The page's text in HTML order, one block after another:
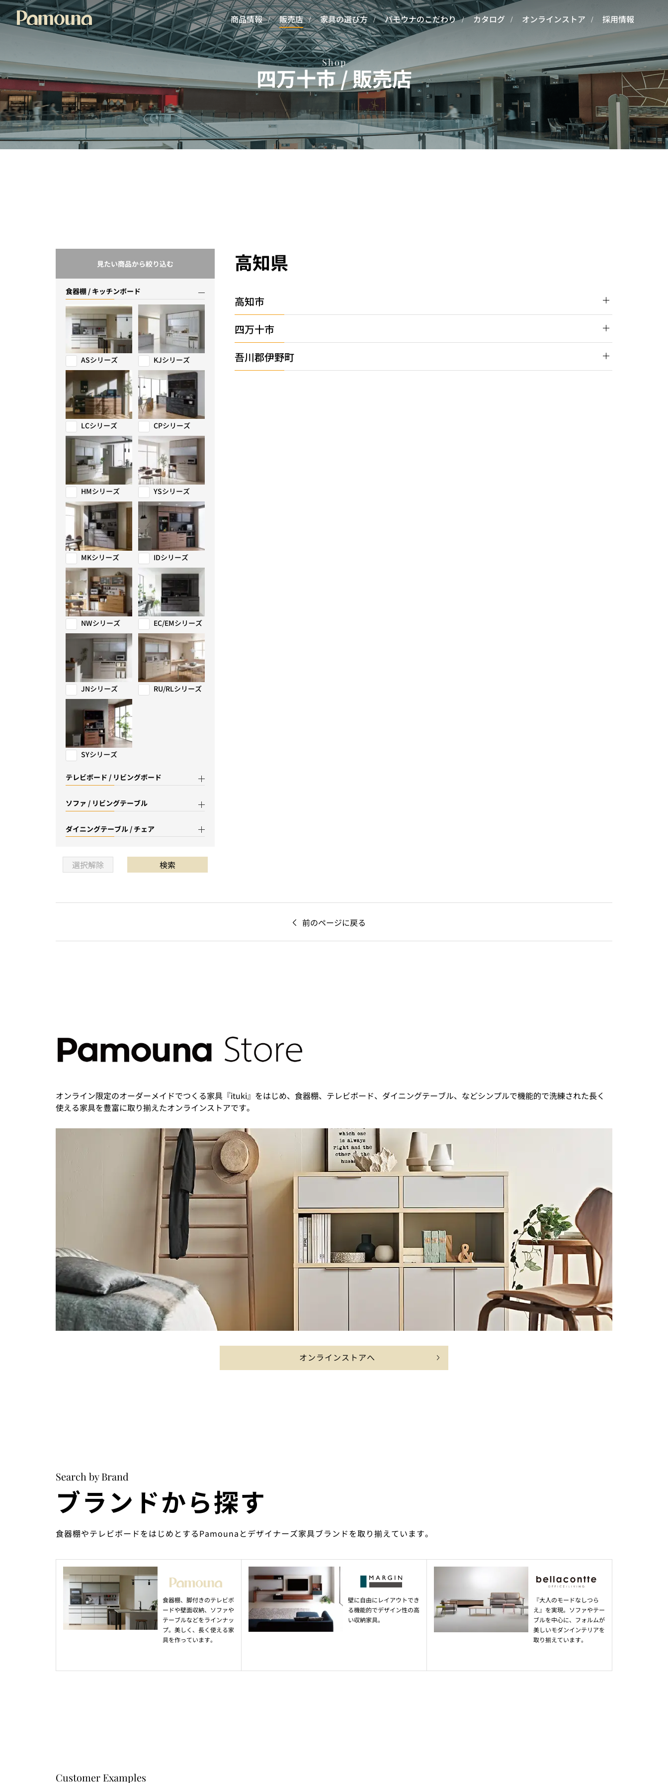
商品情報 販売店 家具の選び方 パモウナのこだわり カタログ オンラインストア 採用情報
Shop
四万十市 / 販売店
見たい商品から絞り込む
食器棚 / キッチンボード
ASシリーズ KJシリーズ
LCシリーズ CPシリーズ
HMシリーズ YSシリーズ
MKシリーズ IDシリーズ
NWシリーズ EC/EMシリーズ
JNシリーズ RU/RLシリーズ
SYシリーズ
テレビボード / リビングボード
ソファ / リビングテーブル
ダイニングテーブル / チェア
選択解除 検索
高知県
高知市
四万十市
吾川郡伊野町
前のページに戻る
オンライン限定のオーダーメイドでつくる家具『ituki』をはじめ、食器棚、テレビボード、ダイニングテーブル、などシンプルで機能的で洗練された長く
使える家具を豊富に取り揃えたオンラインストアです。
オンラインストアへ
Search by Brand
ブランドから探す
食器棚やテレビボードをはじめとするPamounaとデザイナーズ家具ブランドを取り揃えています。
食器棚、脚付きのテレビボ
ードや壁面収納、ソファや
テーブルなどをラインナッ
プ。美しく、長く使える家
具を作っています。
壁に自由にレイアウトでき
る機能的でデザイン性の高
い収納家具。
『大人のモードなしつら
え』を実現。ソファやテー
ブルを中心に、フォルムが
美しいモダンインテリアを
取り揃えています。
Customer Examples